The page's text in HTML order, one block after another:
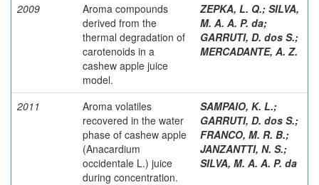
2009
Aroma compounds
derived from the
thermal degradation of
carotenoids in a
cashew apple juice
model.
ZEPKA, L. Q.; SILVA,
M. A. A. P. da;
GARRUTI, D. dos S.;
MERCADANTE, A. Z.
2011
Aroma volatiles
recovered in the water
phase of cashew apple
(Anacardium
occidentale L.) juice
during concentration.
SAMPAIO, K. L.;
GARRUTI, D. dos S.;
FRANCO, M. R. B.;
JANZANTTI, N. S.;
SILVA, M. A. A. P. da